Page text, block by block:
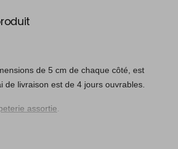
de 5 cm de chaque côté, est
de livraison est de 4 jours ouvrables.
assortie